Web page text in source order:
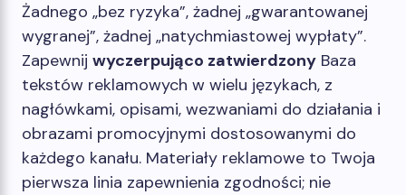
Żadnego „bez ryzyka”, żadnej „gwarantowanej
wygranej”, żadnej „natychmiastowej wypłaty”.
Zapewnij wyczerpująco zatwierdzony Baza
tekstów reklamowych w wielu językach, z
nagłówkami, opisami, wezwaniami do działania i
obrazami promocyjnymi dostosowanymi do
każdego kanału. Materiały reklamowe to Twoja
pierwsza linia zapewnienia zgodności; nie